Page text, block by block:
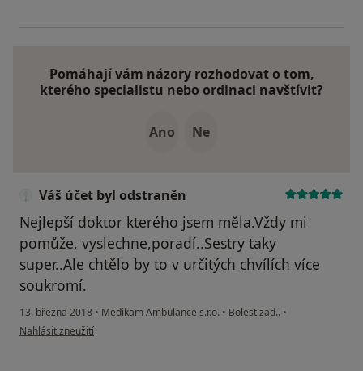
Pomáhají vám názory rozhodovat o tom,
kterého specialistu nebo ordinaci navštívit?
Ano Ne
Váš účet byl odstraněn
Nejlepší doktor kterého jsem měla.Vždy mi
pomůže, vyslechne,poradí..Sestry taky
super..Ale chtělo by to v určitých chvílích více
soukromí.
13. března 2018 • Medikam Ambulance s.r.o. • Bolest zad.. •
podle názoru uživatele Váš účet byl odstraněn
Nahlásit zneužití